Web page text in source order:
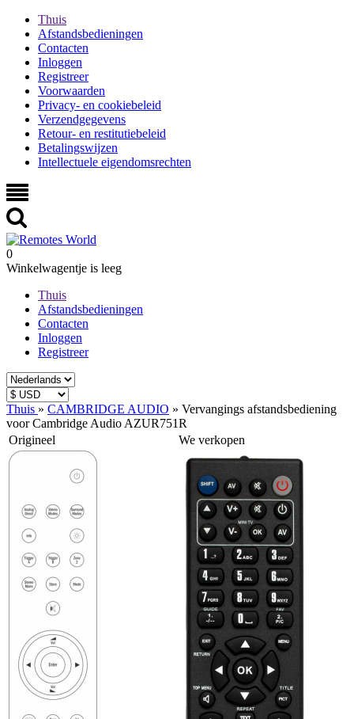
Thuis
Afstandsbedieningen
Contacten
Inloggen
Registreer
Voorwaarden
Privacy- en cookiebeleid
Verzendgegevens
Retour- en restitutiebeleid
Betalingswijzen
Intellectuele eigendomsrechten
0
Winkelwagentje is leeg
Thuis
Afstandsbedieningen
Contacten
Inloggen
Registreer
Thuis » CAMBRIDGE AUDIO » Vervangings afstandsbediening
voor Cambridge Audio AZUR751R
Origineel
We verkopen